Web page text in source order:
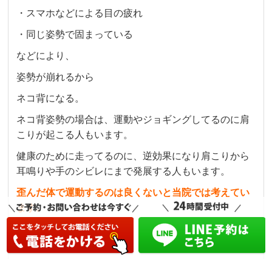
・スマホなどによる目の疲れ
・同じ姿勢で固まっている
などにより、
姿勢が崩れるから
ネコ背になる。
ネコ背姿勢の場合は、運動やジョギングしてるのに肩
こりが起こる人もいます。
健康のために走ってるのに、逆効果になり肩こりから
耳鳴りや手のシビレにまで発展する人もいます。
歪んだ体で運動するのは良くないと当院では考えてい
ます。